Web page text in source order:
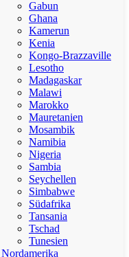
Gabun
Ghana
Kamerun
Kenia
Kongo-Brazzaville
Lesotho
Madagaskar
Malawi
Marokko
Mauretanien
Mosambik
Namibia
Nigeria
Sambia
Seychellen
Simbabwe
Südafrika
Tansania
Tschad
Tunesien
Nordamerika